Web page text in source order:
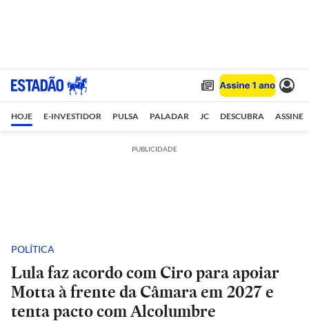
HOJE E-INVESTIDOR PULSA PALADAR JC DESCUBRA ASSINE
PUBLICIDADE
POLÍTICA
Lula faz acordo com Ciro para apoiar
Motta à frente da Câmara em 2027 e
tenta pacto com Alcolumbre